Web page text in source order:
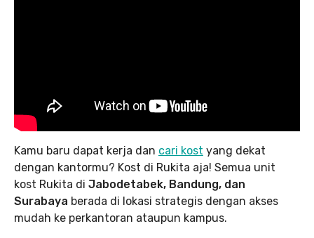
Kamu baru dapat kerja dan cari kost yang dekat
dengan kantormu? Kost di Rukita aja! Semua unit
kost Rukita di Jabodetabek, Bandung, dan
Surabaya berada di lokasi strategis dengan akses
mudah ke perkantoran ataupun kampus.